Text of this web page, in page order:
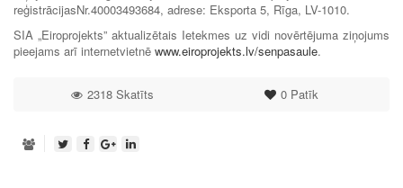
reģistrācijasNr.40003493684, adrese: Eksporta 5, Rīga, LV-1010.
SIA „Eiroprojekts” aktualizētais Ietekmes uz vidi novērtējuma ziņojums
pieejams arī internetvietnē www.eiroprojekts.lv/senpasaule.
0Patīk
2318 Skatīts